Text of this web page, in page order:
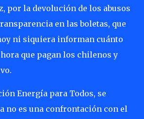
por la devolución de los abusos
en las boletas, que
ni siquiera informan cuánto
que pagan los chilenos y
Energía para Todos, se
no es una confrontación con el